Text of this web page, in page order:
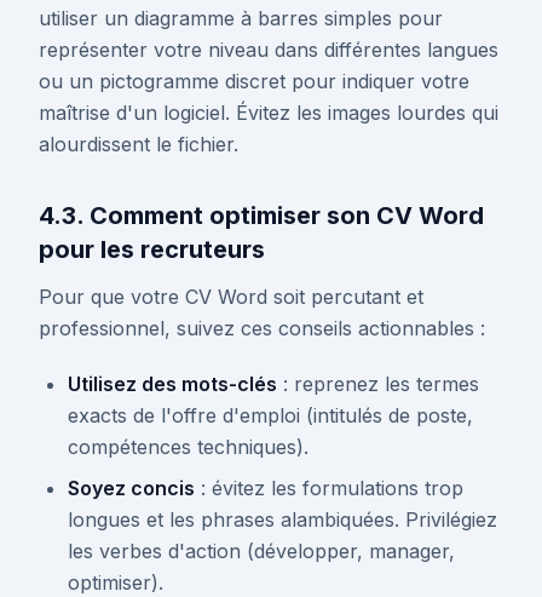
utiliser un diagramme à barres simples pour
représenter votre niveau dans différentes langues
ou un pictogramme discret pour indiquer votre
maîtrise d'un logiciel. Évitez les images lourdes qui
alourdissent le fichier.
4.3. Comment optimiser son CV Word
pour les recruteurs
Pour que votre CV Word soit percutant et
professionnel, suivez ces conseils actionnables :
Utilisez des mots-clés : reprenez les termes
exacts de l'offre d'emploi (intitulés de poste,
compétences techniques).
Soyez concis : évitez les formulations trop
longues et les phrases alambiquées. Privilégiez
les verbes d'action (développer, manager,
optimiser).